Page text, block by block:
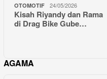
OTOMOTIF 24/05/2026
Kisah Riyandy dan Rama
di Drag Bike Gube…
AGAMA